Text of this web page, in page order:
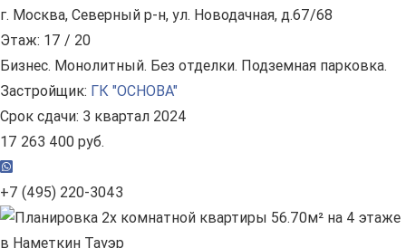
г. Москва, Северный р-н, ул. Новодачная, д.67/68
Этаж: 17 / 20
Бизнес. Монолитный. Без отделки. Подземная парковка.
Застройщик: ГК "ОСНОВА"
Срок сдачи: 3 квартал 2024
17 263 400 руб.
+7 (495) 220-3043